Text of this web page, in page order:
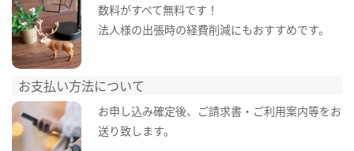
数料がすべて無料です！
法人様の出張時の経費削減にもおすすめです。
お支払い方法について
お申し込み確定後、ご請求書・ご利用案内等をお
送り致します。